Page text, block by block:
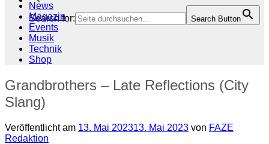
Search for: Search Button
News
Magazin
Events
Musik
Technik
Shop
Grandbrothers – Late Reflections (City
Slang)
Veröffentlicht am 13. Mai 202313. Mai 2023 von FAZE
Redaktion